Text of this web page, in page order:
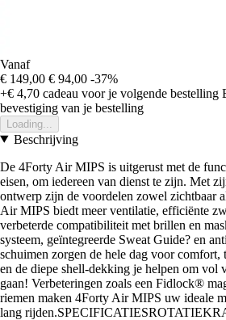
Vanaf
€ 149,00 € 94,00 -37%
+€ 4,70 cadeau voor je volgende bestelling
bevestiging van je bestelling
Loading...
Beschrijving
De 4Forty Air MIPS is uitgerust met de
eisen, om iedereen van dienst te zijn. Met
ontwerp zijn de voordelen zowel zichtbaar
Air MIPS biedt meer ventilatie, efficiënte
verbeterde compatibiliteit met brillen en
systeem, geïntegreerde Sweat Guide? en
schuimen zorgen de hele dag voor
en de diepe shell-dekking je helpen om vol
gaan! Verbeteringen zoals een Fidlock®
riemen maken 4Forty Air MIPS uw ideale
lang